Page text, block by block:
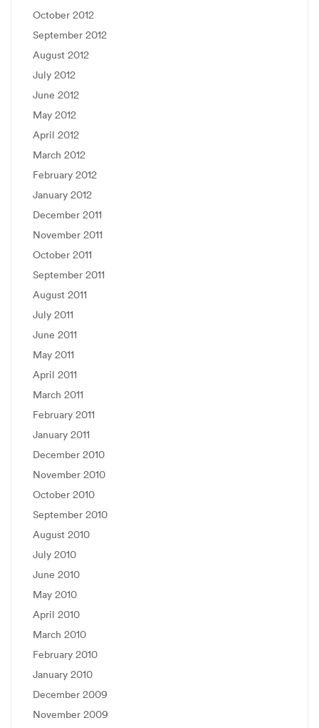
October 2012
September 2012
August 2012
July 2012
June 2012
May 2012
April 2012
March 2012
February 2012
January 2012
December 2011
November 2011
October 2011
September 2011
August 2011
July 2011
June 2011
May 2011
April 2011
March 2011
February 2011
January 2011
December 2010
November 2010
October 2010
September 2010
August 2010
July 2010
June 2010
May 2010
April 2010
March 2010
February 2010
January 2010
December 2009
November 2009